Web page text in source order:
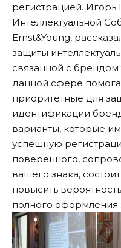
регистрацией.
Интеллектуальной
Ernst&Young,
защиты
связанной с
данной сфере
приоритетные для
идентификации
варианты, которые
успешную
поверенного,
вашего знака,
повысить
полного оформления